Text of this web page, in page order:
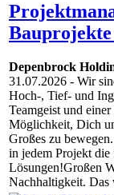
Depenbrock
31.07.2026 - Wir
Hoch-, Tief- und
Teamgeist und
Möglichkeit, Dich
Großes zu
in jedem Projekt die
Lösungen!Großen
Nachhaltigkeit. Das